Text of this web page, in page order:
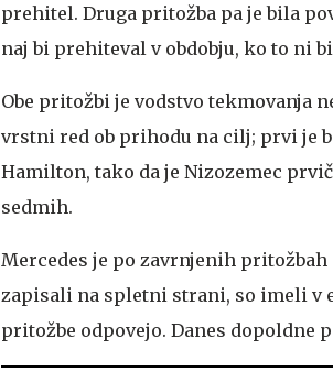
prehitel. Druga pritožba pa je bila
naj bi prehiteval v obdobju, ko to ni
Obe pritožbi je vodstvo tekmovanja
vrstni red ob prihodu na cilj; prvi je
Hamilton, tako da je Nizozemec
sedmih.
Mercedes je po zavrnjenih
zapisali na spletni strani, so imeli v
pritožbe odpovejo. Danes dopoldne